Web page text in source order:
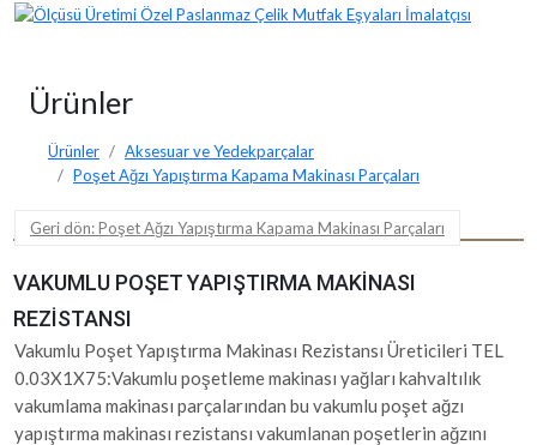
Ürünler
Ürünler
Aksesuar ve Yedekparçalar
Poşet Ağzı Yapıştırma Kapama Makinası Parçaları
Geri dön: Poşet Ağzı Yapıştırma Kapama Makinası Parçaları
VAKUMLU POŞET YAPIŞTIRMA MAKINASI
REZISTANSI
Vakumlu Poşet Yapıştırma Makinası Rezistansı Üreticileri TEL
0.03X1X75:Vakumlu poşetleme makinası yağları kahvaltılık
vakumlama makinası parçalarından bu vakumlu poşet ağzı
yapıştırma makinası rezistansı vakumlanan poşetlerin ağzını